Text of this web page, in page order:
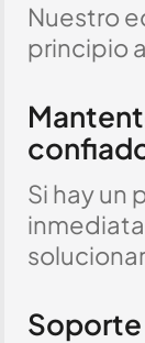
Nuestro
principio
Si hay un